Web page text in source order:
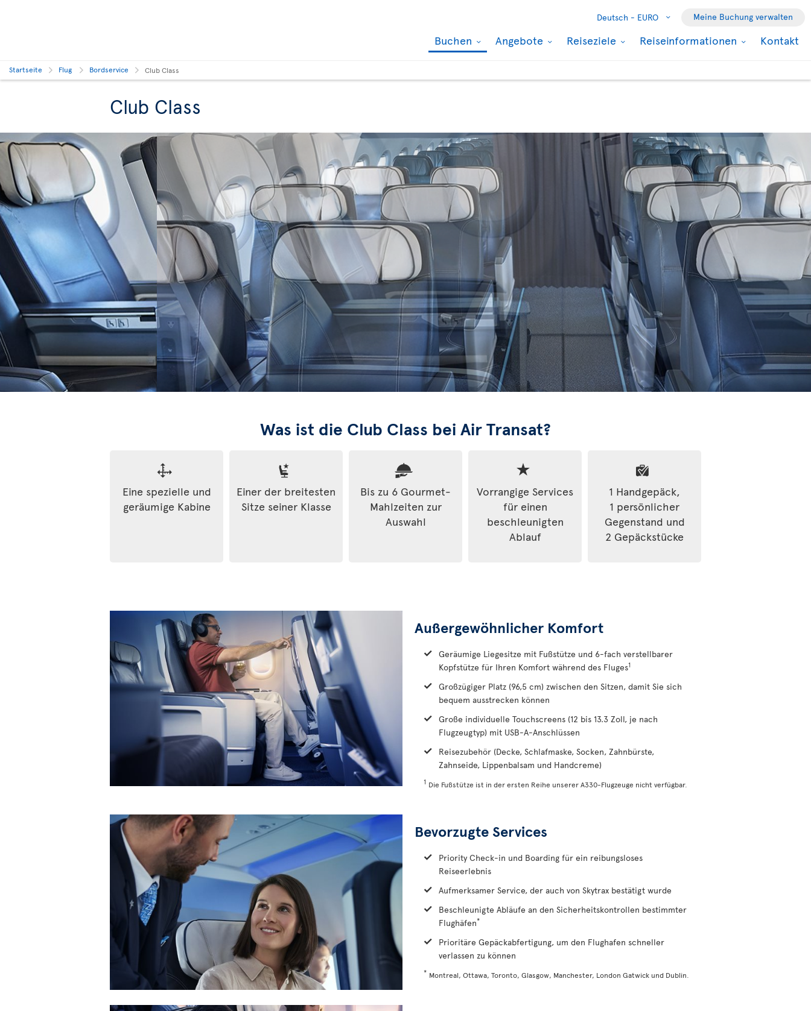
Deutsch - EURO Meine Buchung verwalten
Buchen Angebote Reiseziele Reiseinformationen Kontakt
Startseite Flug Bordservice Club Class
Club Class
Was ist die Club Class bei Air Transat?
Eine spezielle und
geräumige Kabine
Einer der breitesten
Sitze seiner Klasse
Bis zu 6 Gourmet-
Mahlzeiten zur
Auswahl
Vorrangige Services
für einen
beschleunigten
Ablauf
1 Handgepäck,
1 persönlicher
Gegenstand und
2 Gepäckstücke
Außergewöhnlicher Komfort
Geräumige Liegesitze mit Fußstütze und 6-fach verstellbarer
Kopfstütze für Ihren Komfort während des Fluges1
Großzügiger Platz (96,5 cm) zwischen den Sitzen, damit Sie sich
bequem ausstrecken können
Große individuelle Touchscreens (12 bis 13.3 Zoll, je nach
Flugzeugtyp) mit USB-A-Anschlüssen
Reisezubehör (Decke, Schlafmaske, Socken, Zahnbürste,
Zahnseide, Lippenbalsam und Handcreme)
1 Die Fußstütze ist in der ersten Reihe unserer A330-Flugzeuge nicht verfügbar.
Bevorzugte Services
Priority Check-in und Boarding für ein reibungsloses
Reiseerlebnis
Aufmerksamer Service, der auch von Skytrax bestätigt wurde
Beschleunigte Abläufe an den Sicherheitskontrollen bestimmter
Flughäfen*
Prioritäre Gepäckabfertigung, um den Flughafen schneller
verlassen zu können
* Montreal, Ottawa, Toronto, Glasgow, Manchester, London Gatwick und Dublin.